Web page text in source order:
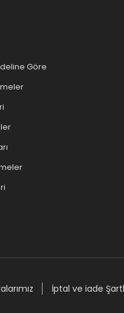
Göre
İptal ve iade